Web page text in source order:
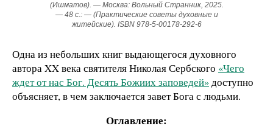
(Ишматов). — Москва: Вольный Странник, 2025.
— 48 с.: — (Практические советы духовные и
житейские). ISBN 978-5-00178-292-6
Одна из небольших книг выдающегося духовного
автора ΧΧ века святителя Николая Сербского «Чего
ждет от нас Бог. Десять Божиих заповедей»доступно
объясняет, в чем заключается завет Бога с людьми.
Оглавление: